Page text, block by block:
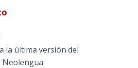
la última versión del
Neolengua